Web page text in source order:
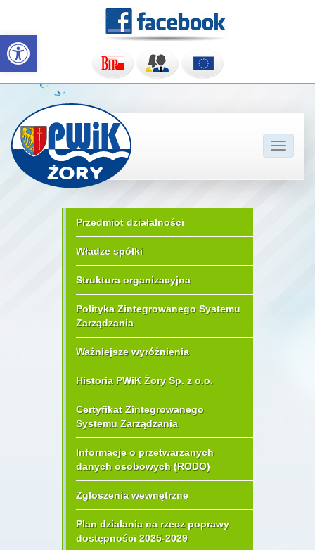
Otwórz pasek narzędzi
Pokaż/
Przedmiot działalności
Władze spółki
Struktura organizacyjna
Polityka Zintegrowanego Systemu
Zarządzania
Ważniejsze wyróżnienia
Historia PWiK Żory Sp. z o.o.
Certyfikat Zintegrowanego
Systemu Zarządzania
Informacje o przetwarzanych
danych osobowych (RODO)
Zgłoszenia wewnętrzne
Plan działania na rzecz poprawy
dostępności 2025-2029